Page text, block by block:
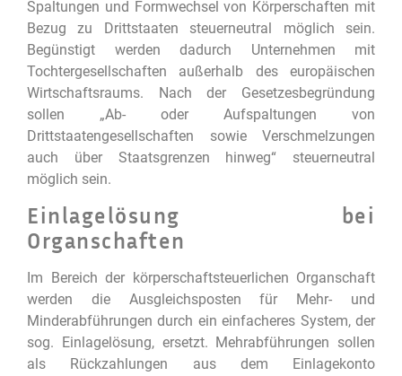
Spaltungen und Formwechsel von Körperschaften mit
Bezug zu Drittstaaten steuerneutral möglich sein.
Begünstigt werden dadurch Unternehmen mit
Tochtergesellschaften außerhalb des europäischen
Wirtschaftsraums. Nach der Gesetzesbegründung
sollen „Ab- oder Aufspaltungen von
Drittstaatengesellschaften sowie Verschmelzungen
auch über Staatsgrenzen hinweg“ steuerneutral
möglich sein.
Einlagelösung bei
Organschaften
Im Bereich der körperschaftsteuerlichen Organschaft
werden die Ausgleichsposten für Mehr- und
Minderabführungen durch ein einfacheres System, der
sog. Einlagelösung, ersetzt. Mehrabführungen sollen
als Rückzahlungen aus dem Einlagekonto